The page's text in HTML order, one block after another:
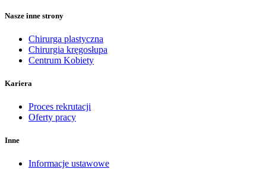
Nasze inne strony
Chirurga plastyczna
Chirurgia kręgosłupa
Centrum Kobiety
Kariera
Proces rekrutacji
Oferty pracy
Inne
Informacje ustawowe